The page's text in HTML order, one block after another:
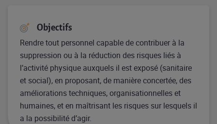
Objectifs
Rendre tout personnel capable de contribuer à la
suppression ou à la réduction des risques liés à
l’activité physique auxquels il est exposé (sanitaire
et social), en proposant, de manière concertée, des
améliorations techniques, organisationnelles et
humaines, et en maîtrisant les risques sur lesquels il
a la possibilité d’agir​.